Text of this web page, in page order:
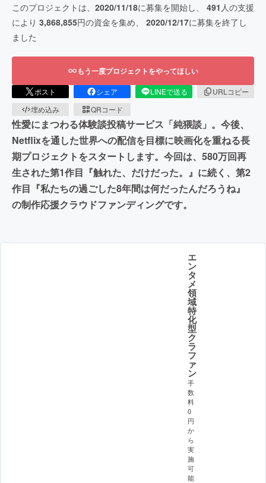
このプロジェクトは、 2020/11/18に募集を開始し、 491 人の支援
により 3,868,855円の資金を集め、 2020/12/17に募集を終了し
ました
もう一度プロジェクトをやってほしい
ポスト シェア LINEで送る
URLコピー
埋め込み
QRコード
性愛にまつわる体験談投稿サービス「純猥談」。今後、
Netflixを通した世界への配信を目標に映画化を重ねる長
期プロジェクトをスタートします。今回は、580万回再
生された第1作目『触れた、だけだった。』に続く、第2
作目『私たちの過ごした8年間は何だったんだろうね』
の制作応援クラウドファンディングです。
エ
ン
タ
メ
領
域
特
化
型
ク
ラ
フ
ァ
ン
手
数
料
0
円
か
ら
実
施
可
能